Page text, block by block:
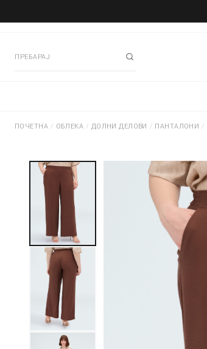
ПОЧЕТНА / ОБЛЕКА / ДОЛНИ ДЕЛОВИ / ПАНТАЛОНИ /